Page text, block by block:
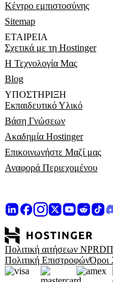
Κέντρο εμπιστοσύνης
Sitemap
ΕΤΑΙΡΕΊΑ
Σχετικά με τη Hostinger
Η Τεχνολογία Μας
Blog
ΥΠΟΣΤΉΡΙΞΗ
Εκπαιδευτικό Υλικό
Βάση Γνώσεων
Ακαδημία Hostinger
Επικοινωνήστε Μαζί μας
Αναφορά Περιεχομένου
Πολιτική αιτήσεων NPRD
Πολιτική ΕπιστροφώνΌροι